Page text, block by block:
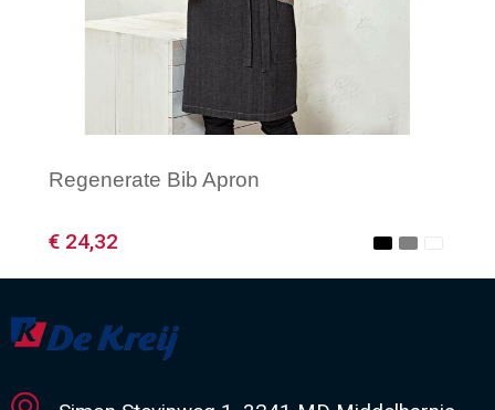
Regenerate Bib Apron
€ 24,32
Minimale afname: 1